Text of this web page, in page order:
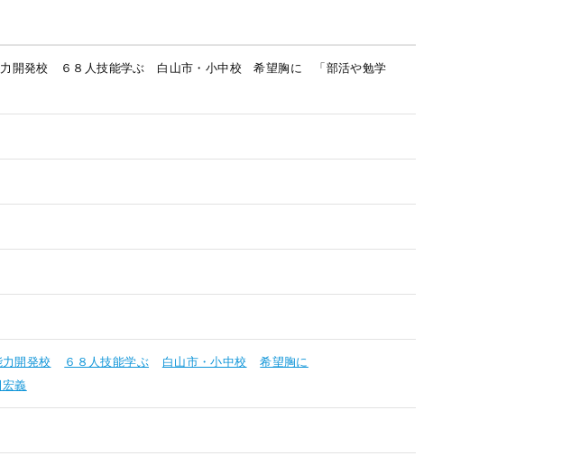
開発校 ６８人技能学ぶ 白山市・小中校 希望胸に 「部活や勉学
開発校 ６８人技能学ぶ 白山市・小中校
希望胸に
義